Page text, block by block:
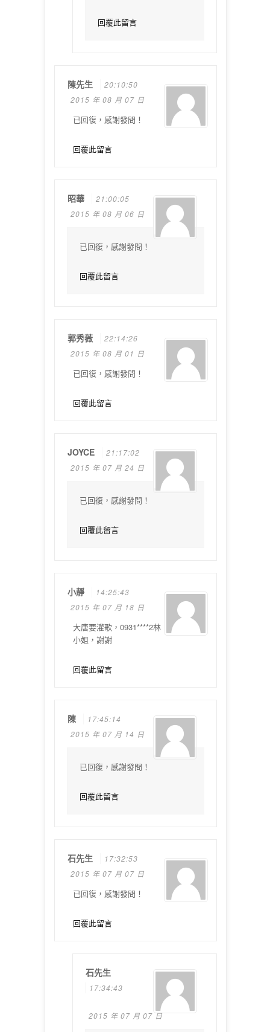
回覆此留言
陳先生
20:10:50
2015 年 08 月 07 日
已回復，感謝發問！
回覆此留言
昭華
21:00:05
2015 年 08 月 06 日
已回復，感謝發問！
回覆此留言
郭秀薇
22:14:26
2015 年 08 月 01 日
已回復，感謝發問！
回覆此留言
JOYCE
21:17:02
2015 年 07 月 24 日
已回復，感謝發問！
回覆此留言
小靜
14:25:43
2015 年 07 月 18 日
大唐要灌歌，0931****2林
小姐，謝謝
回覆此留言
陳
17:45:14
2015 年 07 月 14 日
已回復，感謝發問！
回覆此留言
石先生
17:32:53
2015 年 07 月 07 日
已回復，感謝發問！
回覆此留言
石先生
17:34:43
2015 年 07 月 07 日